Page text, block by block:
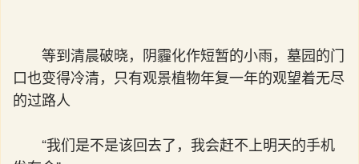
等到清晨破晓，阴霾化作短暂的小雨，墓园的门
口也变得冷清，只有观景植物年复一年的观望着无尽
的过路人
“我们是不是该回去了，我会赶不上明天的手机